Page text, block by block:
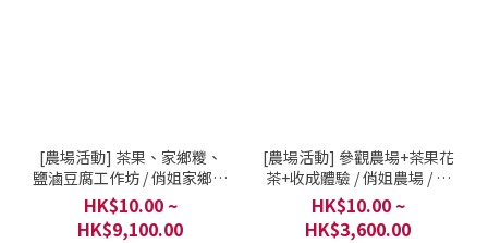
[農場活動] 茶果、家鄉糭、
鹽滷豆腐工作坊 / 俏姐家鄉糭
系列 - 俏姐農場
HK$10.00 ~
HK$9,100.00
[農場活動] 參觀農場+茶果花
茶+收成體驗 / 俏姐農場 / 大
埔圍頭輋地村
HK$10.00 ~
HK$3,600.00